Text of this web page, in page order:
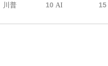
川普 10 AI 15